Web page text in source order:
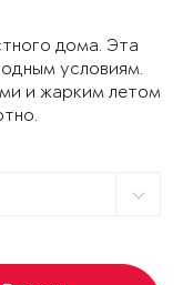
дома. Эта
условиям.
и жарким летом